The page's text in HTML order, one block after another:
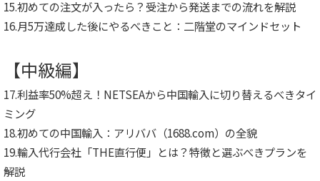
15.初めての注文が入ったら？受注から発送までの流れを解説
16.月5万達成した後にやるべきこと：二階堂のマインドセット
【中級編】
17.利益率50%超え！NETSEAから中国輸入に切り替えるべきタイ
ミング
18.初めての中国輸入：アリババ（1688.com）の全貌
19.輸入代行会社「THE直行便」とは？特徴と選ぶべきプランを
解説